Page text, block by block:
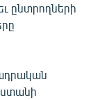
ընտրողների